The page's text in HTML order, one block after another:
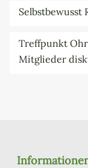
Selbstbewusst
Treffpunkt
Mitglieder